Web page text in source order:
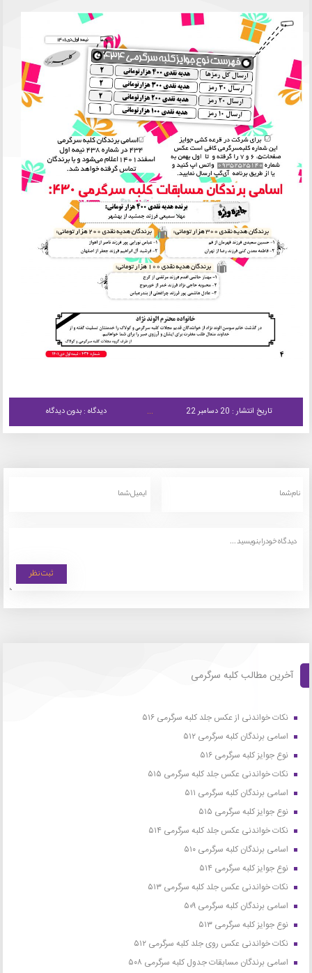
تاریخ انتشار : 20 دسامبر 22 دیدگاه : بدون دیدگاه
آخرین مطالب کلبه سرگرمی
نکات خواندنی از عکس جلد کلبه سرگرمی ۵۱۶
اسامی برندگان کلبه سرگرمی ۵۱۲
نوع جوایز کلبه سرگرمی ۵۱۶
نکات خواندنی عکس جلد کلبه سرگرمی ۵۱۵
اسامی برندگان کلبه سرگرمی ۵۱۱
نوع جوایز کلبه سرگرمی ۵۱۵
نکات خواندنی عکس جلد کلبه سرگرمی ۵۱۴
اسامی برندگان کلبه سرگرمی ۵۱۰
نوع جوایز کلبه سرگرمی ۵۱۴
نکات خواندنی عکس جلد کلبه سرگرمی ۵۱۳
اسامی برندگان کلبه سرگرمی ۵۰۹
نوع جوایز کلبه سرگرمی ۵۱۳
نکات خواندنی عکس روی جلد کلبه سرگرمی ۵۱۲
اسامی برندگان مسابقات جدول کلبه سرگرمی ۵۰۸